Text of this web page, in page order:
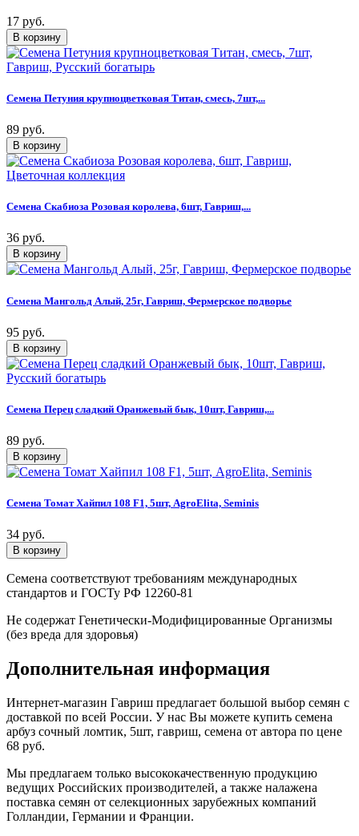
17 руб.
Семена Петуния крупноцветковая Титан, смесь, 7шт,...
89 руб.
Семена Скабиоза Розовая королева, 6шт, Гавриш,...
36 руб.
Семена Мангольд Алый, 25г, Гавриш, Фермерское подворье
95 руб.
Семена Перец сладкий Оранжевый бык, 10шт, Гавриш,...
89 руб.
Семена Томат Хайпил 108 F1, 5шт, AgroElita, Seminis
34 руб.
Семена соответствуют требованиям международных
стандартов и ГОСТу РФ 12260-81
Не содержат Генетически-Модифицированные Организмы
(без вреда для здоровья)
Дополнительная информация
Интернет-магазин Гавриш предлагает большой выбор семян с
доставкой по всей России. У нас Вы можете купить семена
арбуз сочный ломтик, 5шт, гавриш, семена от автора по цене
68 руб.
Мы предлагаем только высококачественную продукцию
ведущих Российских производителей, а также налажена
поставка семян от селекционных зарубежных компаний
Голландии, Германии и Франции.